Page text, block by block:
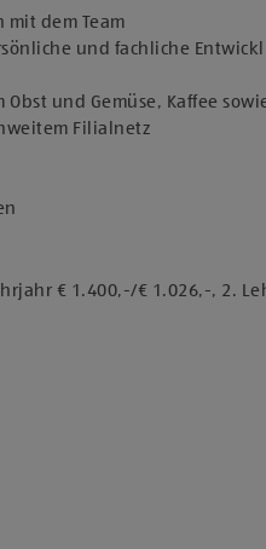
dem Team
und fachliche
und Gemüse, Kaffee
Filialnetz
€ 1.400,-/€ 1.026,-, 2.